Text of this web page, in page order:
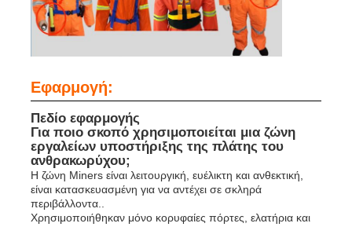
Εφαρμογή:
Πεδίο εφαρμογής
Για ποιο σκοπό χρησιμοποιείται μια ζώνη
εργαλείων υποστήριξης της πλάτης του
ανθρακωρύχου;
Η ζώνη Miners είναι λειτουργική, ευέλικτη και ανθεκτική,
είναι κατασκευασμένη για να αντέχει σε σκληρά
περιβάλλοντα..
Χρησιμοποιήθηκαν μόνο κορυφαίες πόρτες, ελατήρια και